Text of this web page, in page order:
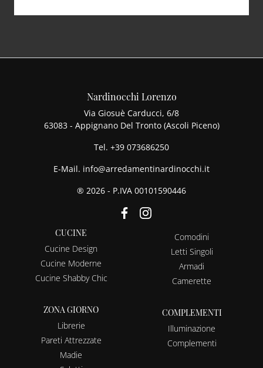
Nardinocchi Lorenzo
Via Giosuè Carducci, 6/8
63083 - Appignano Del Tronto (Ascoli Piceno)
Tel. +39 073686250
E-Mail. info@arredamentinardinocchi.it
® 2026 - P.IVA 00101590446
CUCINE
Cucine Design
Cucine Moderne
Cucine Shabby Chic
ZONA GIORNO
Librerie
Pareti Attrezzate
Madie
Comodini
Letti Singoli
Armadi
Camerette
COMPLEMENTI
Illuminazione
Complementi